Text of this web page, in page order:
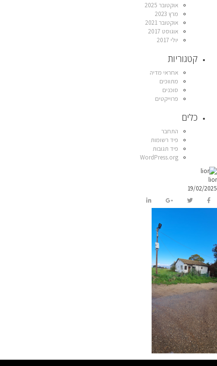
אוקטובר 2025
מרץ 2023
אוקטובר 2021
אוגוסט 2017
יולי 2017
קטגוריות
אחראי מדיה
מתווכים
סוכנים
פרוייקטים
כלים
התחבר
פיד רשומות
פיד תגובות
WordPress.org
lior
19/02/2025